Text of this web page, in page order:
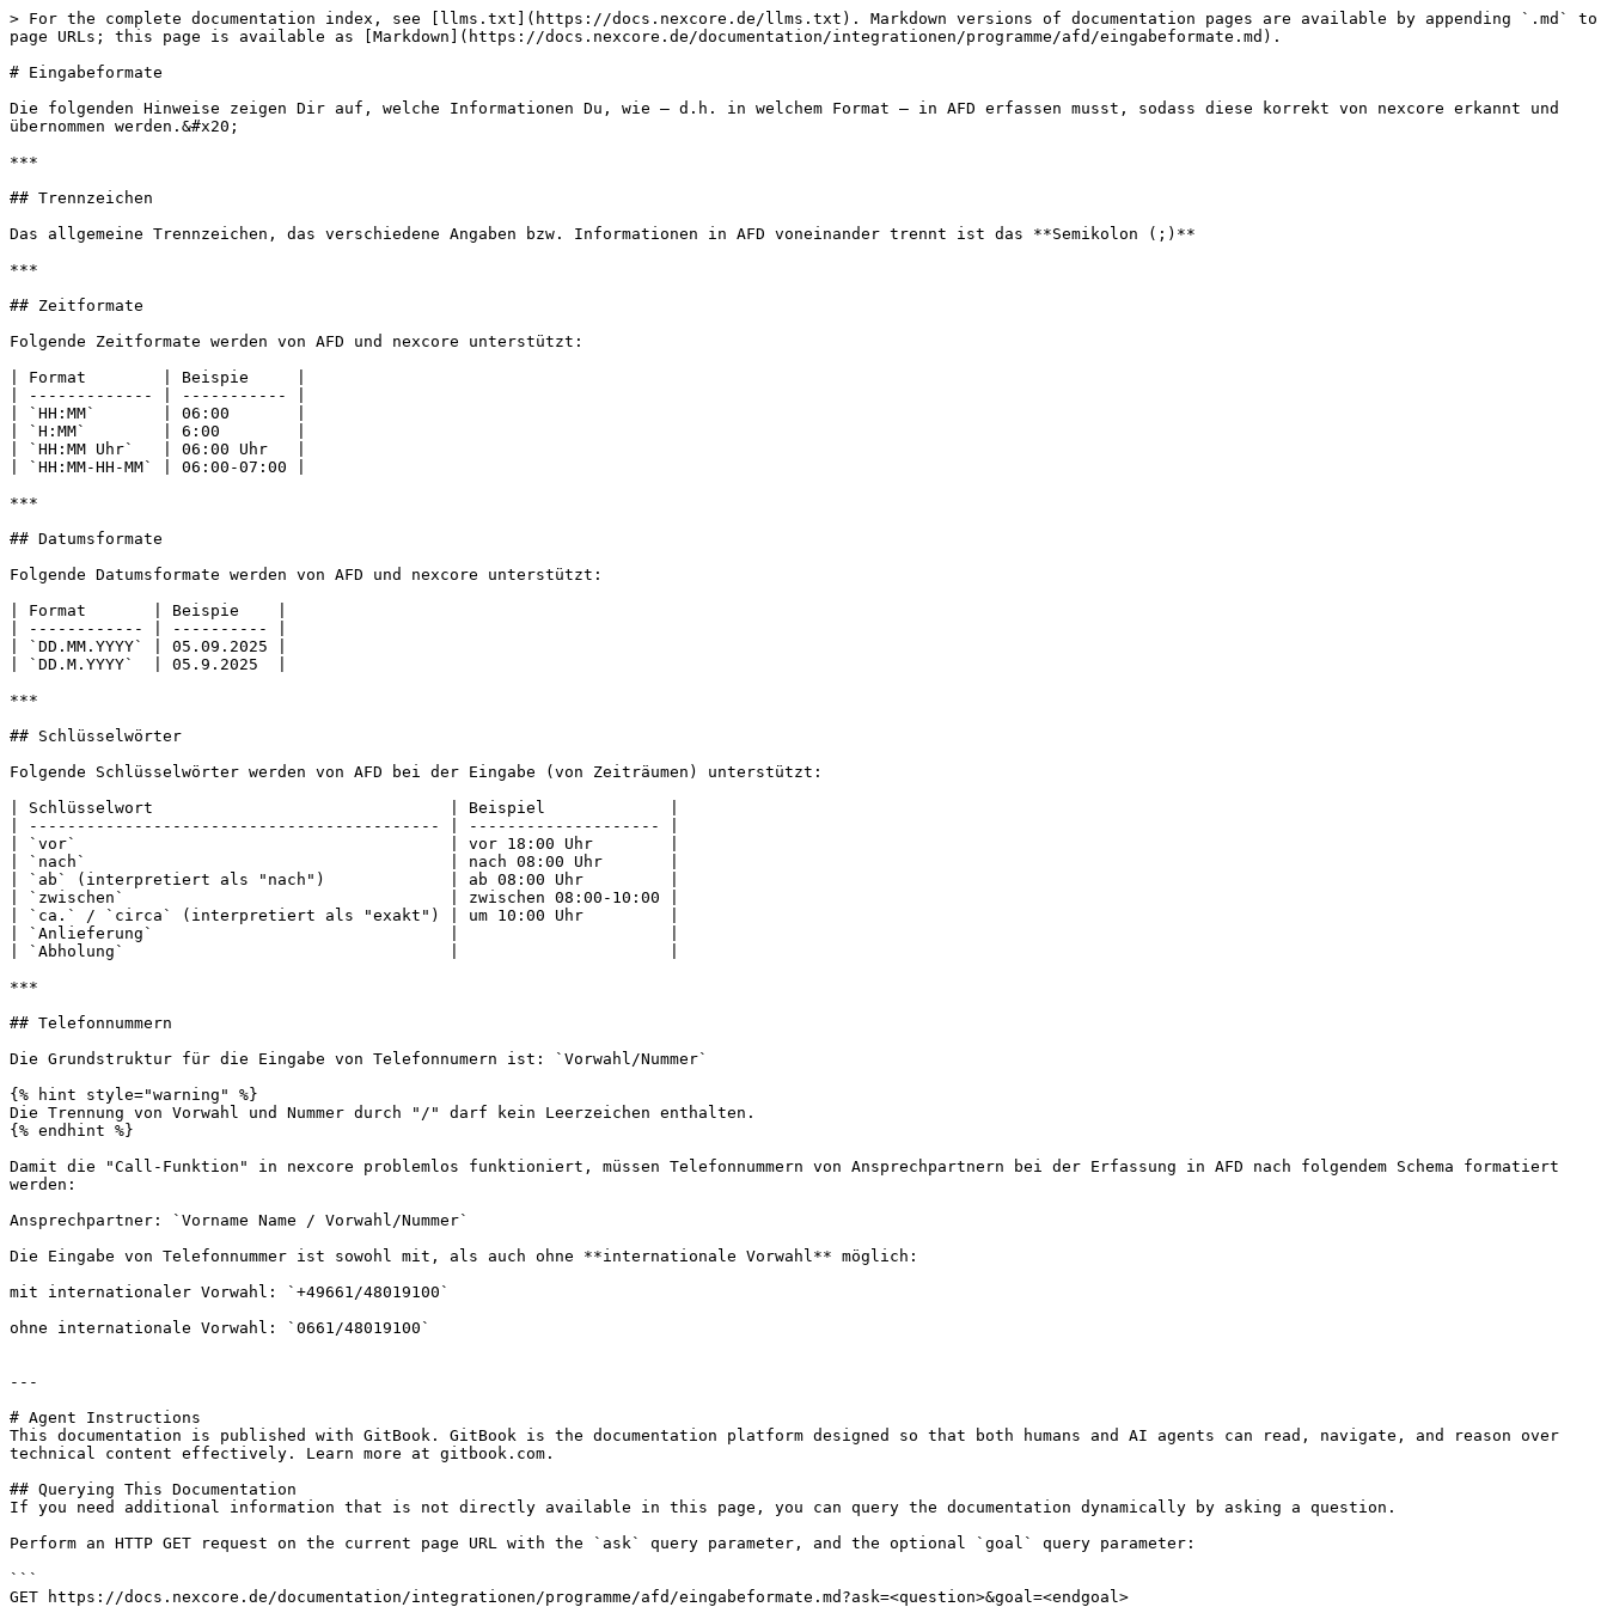
> For the complete documentation index, see [llms.txt](https://docs.nexcore.de/llms.txt). Markdown versions of documentation pages are available by appending `.md` to
page URLs; this page is available as [Markdown](https://docs.nexcore.de/documentation/integrationen/programme/afd/eingabeformate.md).
# Eingabeformate
Die folgenden Hinweise zeigen Dir auf, welche Informationen Du, wie – d.h. in welchem Format – in AFD erfassen musst, sodass diese korrekt von nexcore erkannt und
übernommen werden.&#x20;
***
## Trennzeichen
Das allgemeine Trennzeichen, das verschiedene Angaben bzw. Informationen in AFD voneinander trennt ist das **Semikolon (;)**
***
## Zeitformate
Folgende Zeitformate werden von AFD und nexcore unterstützt:
| Format        | Beispie     |
| ------------- | ----------- |
| `HH:MM`       | 06:00       |
| `H:MM`        | 6:00        |
| `HH:MM Uhr`   | 06:00 Uhr   |
| `HH:MM-HH-MM` | 06:00-07:00 |
***
## Datumsformate
Folgende Datumsformate werden von AFD und nexcore unterstützt:
| Format       | Beispie    |
| ------------ | ---------- |
| `DD.MM.YYYY` | 05.09.2025 |
| `DD.M.YYYY`  | 05.9.2025  |
***
## Schlüsselwörter
Folgende Schlüsselwörter werden von AFD bei der Eingabe (von Zeiträumen) unterstützt:
| Schlüsselwort                               | Beispiel             |
| ------------------------------------------- | -------------------- |
| `vor`                                       | vor 18:00 Uhr        |
| `nach`                                      | nach 08:00 Uhr       |
| `ab` (interpretiert als "nach")             | ab 08:00 Uhr         |
| `zwischen`                                  | zwischen 08:00-10:00 |
| `ca.` / `circa` (interpretiert als "exakt") | um 10:00 Uhr         |
| `Anlieferung`                               |                      |
| `Abholung`                                  |                      |
***
## Telefonnummern
Die Grundstruktur für die Eingabe von Telefonnumern ist: `Vorwahl/Nummer`
{% hint style="warning" %}
Die Trennung von Vorwahl und Nummer durch "/" darf kein Leerzeichen enthalten.
{% endhint %}
Damit die "Call-Funktion" in nexcore problemlos funktioniert, müssen Telefonnummern von Ansprechpartnern bei der Erfassung in AFD nach folgendem Schema formatiert
werden:
Ansprechpartner: `Vorname Name / Vorwahl/Nummer`
Die Eingabe von Telefonnummer ist sowohl mit, als auch ohne **internationale Vorwahl** möglich:
mit internationaler Vorwahl: `+49661/48019100`
ohne internationale Vorwahl: `0661/48019100`
---
# Agent Instructions
This documentation is published with GitBook. GitBook is the documentation platform designed so that both humans and AI agents can read, navigate, and reason over
technical content effectively. Learn more at gitbook.com.
## Querying This Documentation
If you need additional information that is not directly available in this page, you can query the documentation dynamically by asking a question.
Perform an HTTP GET request on the current page URL with the `ask` query parameter, and the optional `goal` query parameter:
```
GET https://docs.nexcore.de/documentation/integrationen/programme/afd/eingabeformate.md?ask=<question>&goal=<endgoal>